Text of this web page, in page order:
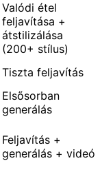
Valódi étel
feljavítása +
átstilizálása
(200+ stílus)
Tiszta feljavítás
Elsősorban
generálás
Feljavítás +
generálás + videó